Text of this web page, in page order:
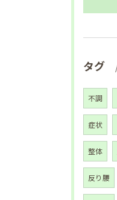
タグ
不調
症状
整体
反り腰